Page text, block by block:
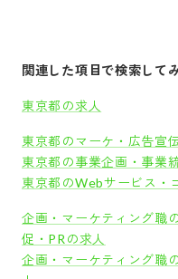
関連した項目で検索して
東京都の求人
東京都のマーケ・広告宣
東京都の事業企画・事業
東京都のWebサービス・
企画・マーケティング職
促・PRの求人
企画・マーケティング職